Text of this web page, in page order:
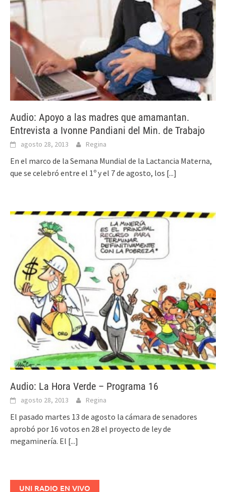
Audio: Apoyo a las madres que amamantan.
Entrevista a Ivonne Pandiani del Min. de Trabajo
agosto 28, 2013 Regina
En el marco de la Semana Mundial de la Lactancia Materna,
que se celebró entre el 1º y el 7 de agosto, los [...]
Audio: La Hora Verde – Programa 16
agosto 28, 2013 Regina
El pasado martes 13 de agosto la cámara de senadores
aprobó por 16 votos en 28 el proyecto de ley de
megaminería. El [...]
UNI RADIO EN VIVO